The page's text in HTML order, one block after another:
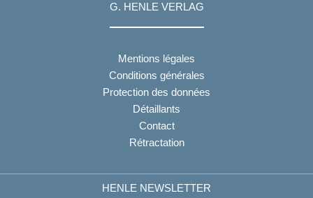
G. HENLE VERLAG
Mentions légales
Conditions générales
Protection des données
Détaillants
Contact
Rétractation
HENLE NEWSLETTER